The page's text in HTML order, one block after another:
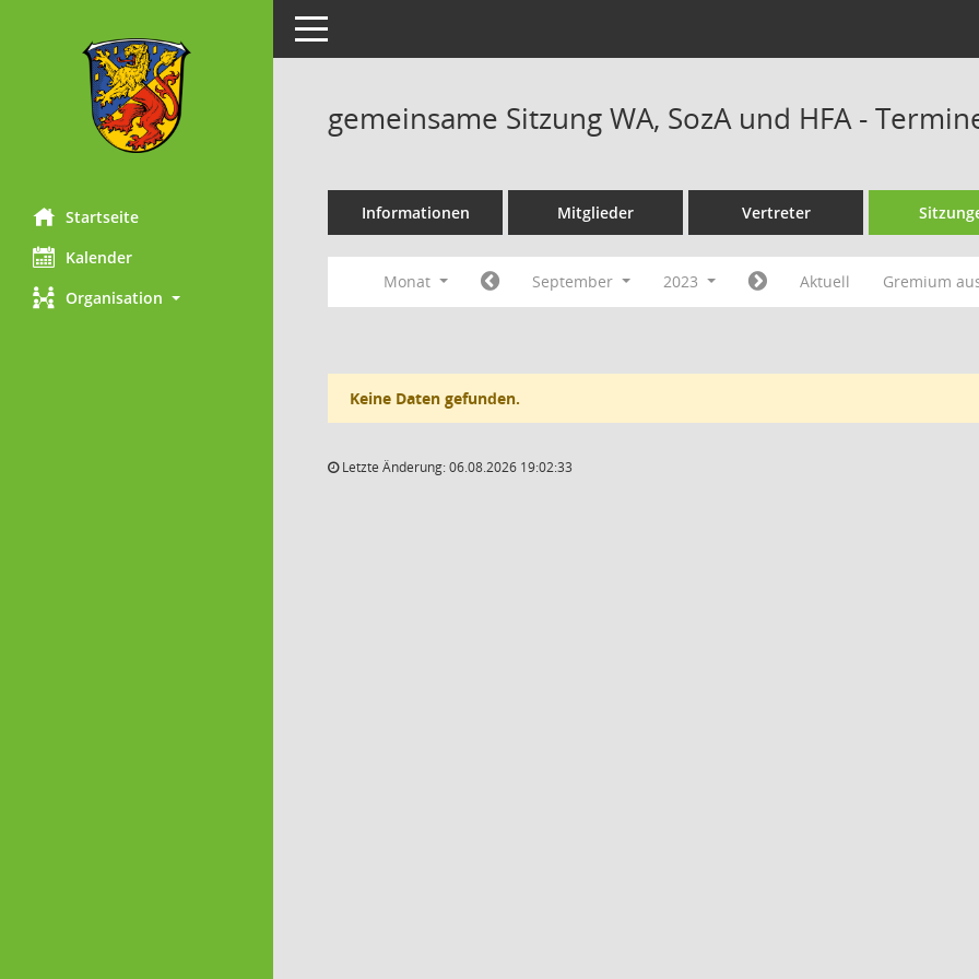
Startseite
Kalender
Organisation
Toggle navigation
gemeinsame Sitzung WA, SozA und HFA -
Informationen Mitglieder Vertreter
Monat September 2023 Aktuell Gremium
Keine Daten gefunden.
Letzte Änderung: 06.08.2026 19:02:33